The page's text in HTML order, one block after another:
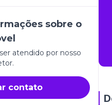
sobre o
atendido por nosso
contato